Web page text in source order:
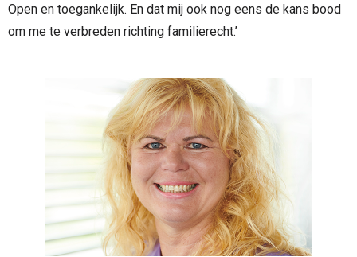
Open en toegankelijk. En dat mij ook nog eens de kans bood
om me te verbreden richting familierecht.’